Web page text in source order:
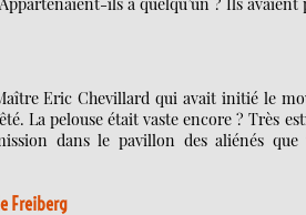
Eric Chevillard qui avait initié le
La pelouse était vaste encore ? Très
dans le pavillon des aliénés
Freiberg